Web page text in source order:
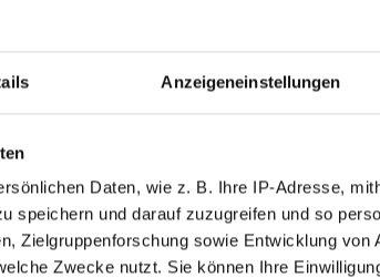
Anzeigeneinstellungen
Daten, wie z. B. Ihre IP-Adresse,
speichern und darauf zuzugreifen und so
Zielgruppenforschung sowie Entwicklung von
Zwecke nutzt. Sie können Ihre
der Operation musste
mit Massagen behandelt,
verbrachte
weiter, weil man sich
sagt der
in der Türkei
zu diesem
Damen
Junge
Nachwuchs
Ticketing